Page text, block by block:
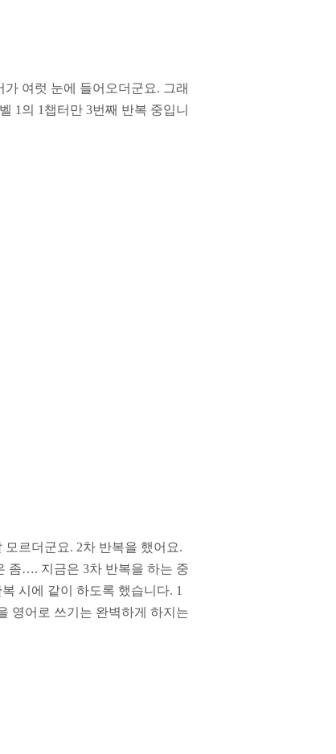
여럿 눈에 들어오더군요. 그래
1 의 1 챕터만 3번째 반복 중입니
모르더군요. 2차 반복을 했어요.
좀…. 지금은 3차 반복을 하는 중
시에 같이 하도록 했습니다. 1
영어로 쓰기는 완벽하게 하지는